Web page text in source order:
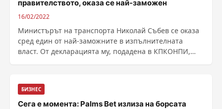
правителството, оказа се най-заможен
16/02/2022
Министърът на транспорта Николай Събев се оказа
сред един от най-заможните в изпълнителната
власт. От декларацията му, подадена в КПКОНПИ,
БИЗНЕС
Сега е момента: Palms Bet излиза на борсата